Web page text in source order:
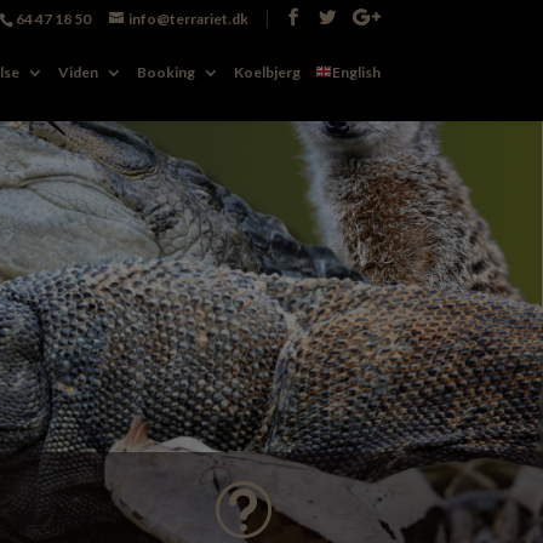
64 47 18 50 info@terrariet.dk
Viden Booking Koelbjerg English
Koelbjerg English
t